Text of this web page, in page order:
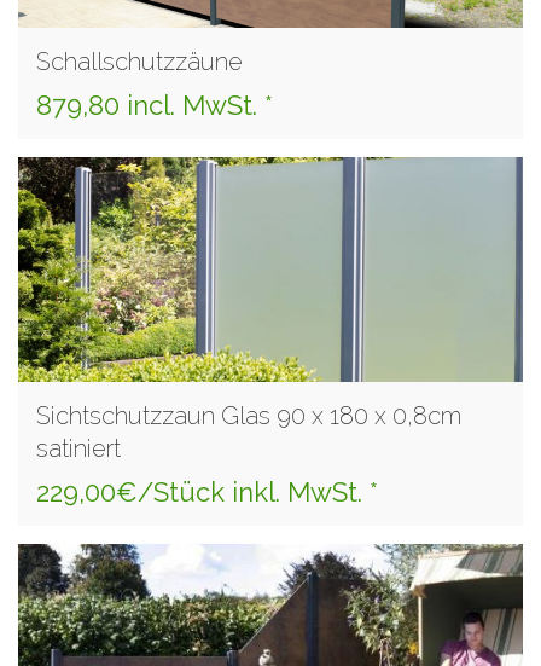
Schallschutzzäune
879,80 incl. MwSt. *
Sichtschutzzaun Glas 90 x 180 x 0,8cm
satiniert
229,00€/Stück inkl. MwSt. *